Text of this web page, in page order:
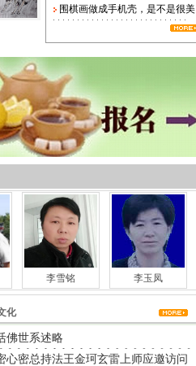
围棋画做成手机壳，是不是很美
李雪铭 李玉凤
化
佛世系述略
心密总持法王金珂玄雷上师应邀访问